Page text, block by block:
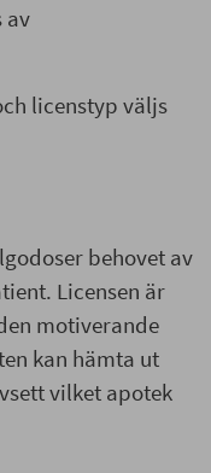
av
licenstyp väljs
behovet av
Licensen är
motiverande
kan hämta ut
vilket apotek